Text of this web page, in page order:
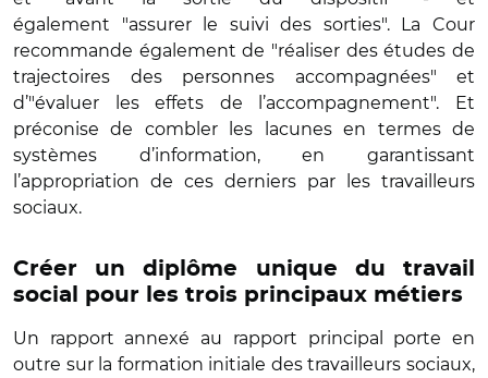
également "assurer le suivi des sorties". La Cour
recommande également de "réaliser des études de
trajectoires des personnes accompagnées" et
d’"évaluer les effets de l’accompagnement". Et
préconise de combler les lacunes en termes de
systèmes d’information, en garantissant
l’appropriation de ces derniers par les travailleurs
sociaux.
Créer un diplôme unique du travail
social pour les trois principaux métiers
Un rapport annexé au rapport principal porte en
outre sur la formation initiale des travailleurs sociaux,